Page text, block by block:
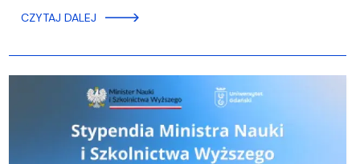
CZYTAJ DALEJ